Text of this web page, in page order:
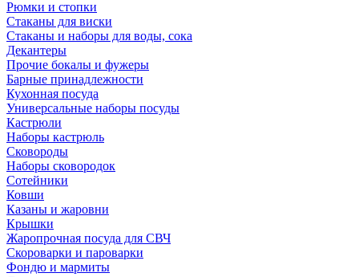
Рюмки и стопки
Стаканы для виски
Стаканы и наборы для воды, сока
Декантеры
Прочие бокалы и фужеры
Барные принадлежности
Кухонная посуда
Универсальные наборы посуды
Кастрюли
Наборы кастрюль
Сковороды
Наборы сковородок
Сотейники
Ковши
Казаны и жаровни
Крышки
Жаропрочная посуда для СВЧ
Скороварки и пароварки
Фондю и мармиты